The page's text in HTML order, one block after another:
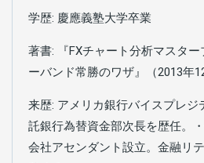
学歴: 慶應義塾大学卒業
著書: 『FXチャート分析マスター
ーバンド常勝のワザ』（2013年12
来歴: アメリカ銀行バイスプレ
託銀行為替資金部次長を歴任。
会社アセンダント設立。金融リ